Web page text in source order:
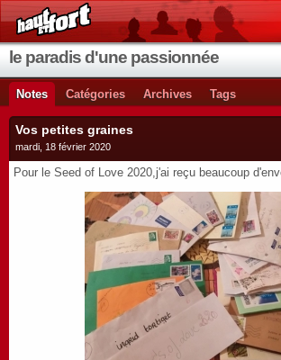
le paradis d'une passionnée
Notes Catégories Archives Tags
Vos petites graines
mardi, 18 février 2020
Pour le Seed of Love 2020,j'ai reçu beaucoup